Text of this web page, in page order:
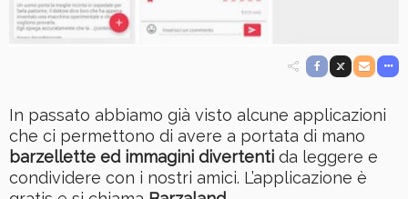
In passato abbiamo già visto alcune applicazioni
che ci permettono di avere a portata di mano
barzellette ed immagini divertenti da leggere e
condividere con i nostri amici. L’applicazione è